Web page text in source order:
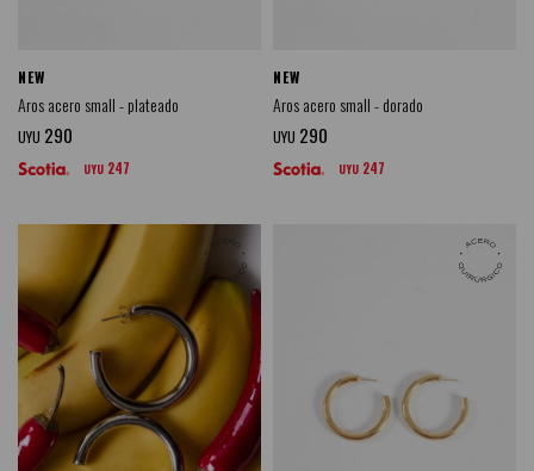
NEW
Aros acero small - plateado
UYU 290
UYU 247
NEW
Aros acero small - dorado
UYU 290
UYU 247